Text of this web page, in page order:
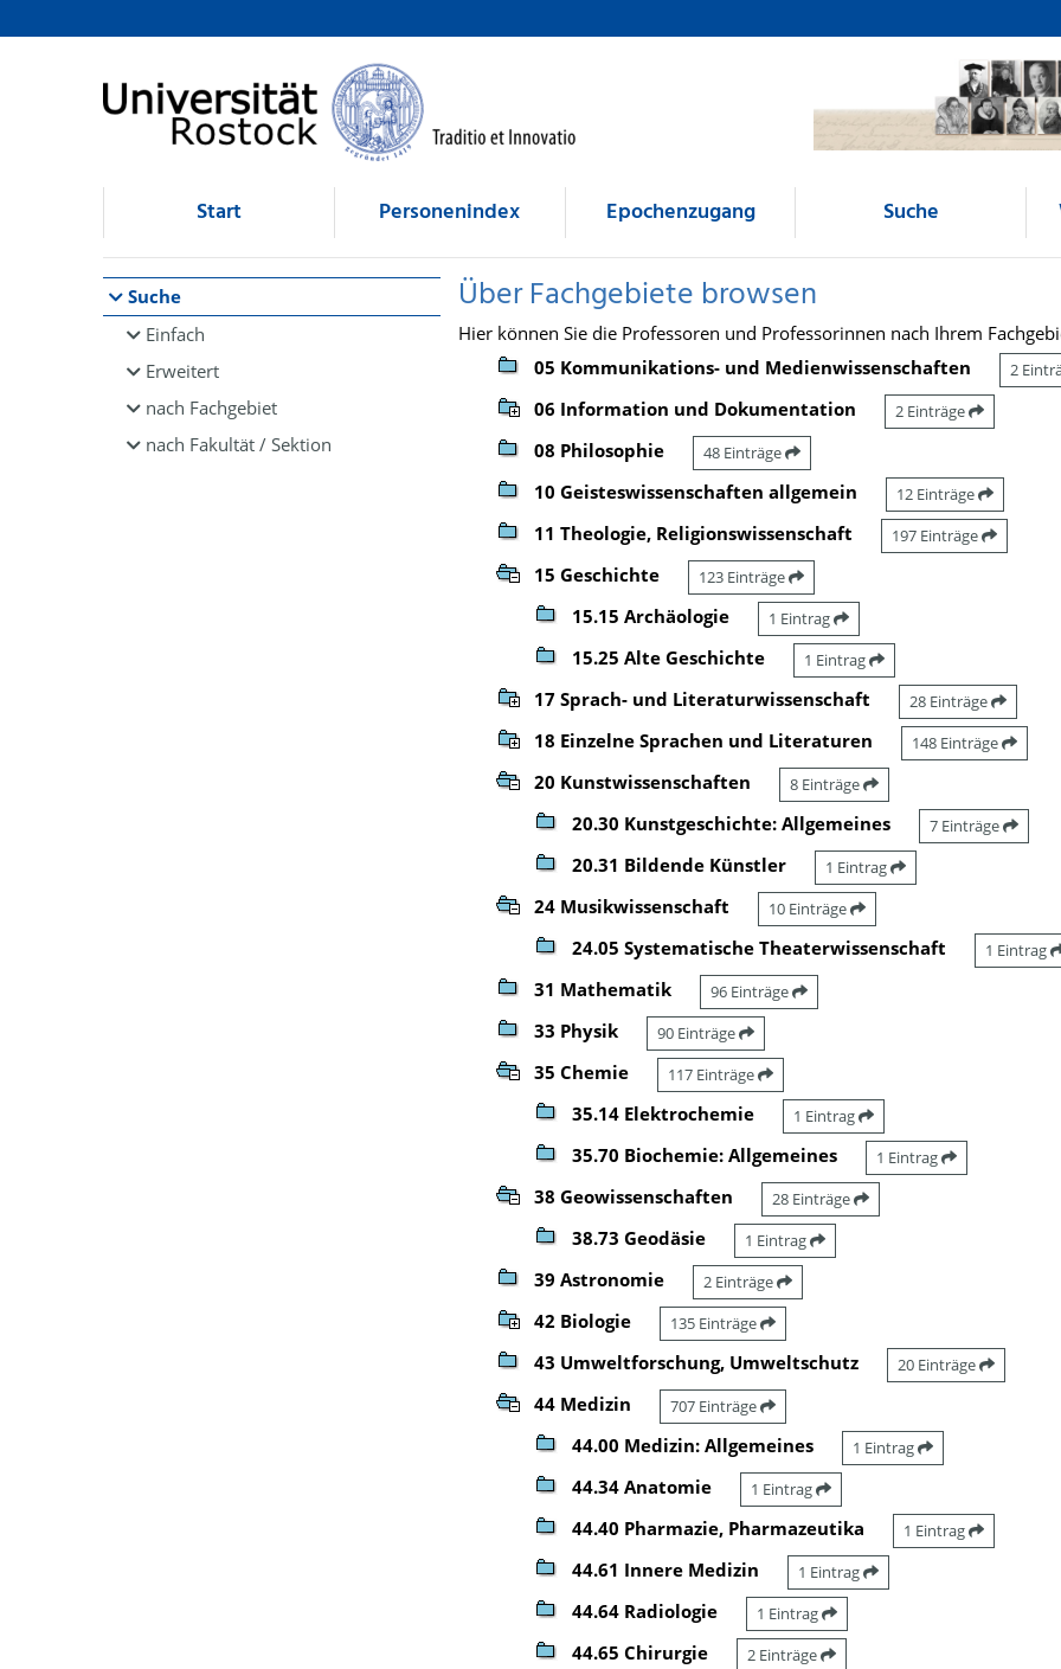
Browsen
direkt zum Inhalt
Start Personenindex Epochenzugang Suche
Suche
Einfach
Erweitert
nach Fachgebiet
nach Fakultät / Sektion
Über Fachgebiete browsen
Hier können Sie die Professoren und Professorinnen nach Ihrem
05 Kommunikations- und Medienwissenschaften
2
06 Information und Dokumentation 2 Einträge
08 Philosophie 48 Einträge
10 Geisteswissenschaften allgemein 12 Einträge
11 Theologie, Religionswissenschaft 197 Einträge
15 Geschichte 123 Einträge
15.15 Archäologie 1 Eintrag
15.25 Alte Geschichte 1 Eintrag
17 Sprach- und Literaturwissenschaft 28 Einträge
18 Einzelne Sprachen und Literaturen 148 Einträge
20 Kunstwissenschaften 8 Einträge
20.30 Kunstgeschichte: Allgemeines 7 Einträge
20.31 Bildende Künstler 1 Eintrag
24 Musikwissenschaft 10 Einträge
24.05 Systematische Theaterwissenschaft 1 Eintrag
31 Mathematik 96 Einträge
33 Physik 90 Einträge
35 Chemie 117 Einträge
35.14 Elektrochemie 1 Eintrag
35.70 Biochemie: Allgemeines 1 Eintrag
38 Geowissenschaften 28 Einträge
38.73 Geodäsie 1 Eintrag
39 Astronomie 2 Einträge
42 Biologie 135 Einträge
43 Umweltforschung, Umweltschutz 20 Einträge
44 Medizin 707 Einträge
44.00 Medizin: Allgemeines 1 Eintrag
44.34 Anatomie 1 Eintrag
44.40 Pharmazie, Pharmazeutika 1 Eintrag
44.61 Innere Medizin 1 Eintrag
44.64 Radiologie 1 Eintrag
44.65 Chirurgie 2 Einträge